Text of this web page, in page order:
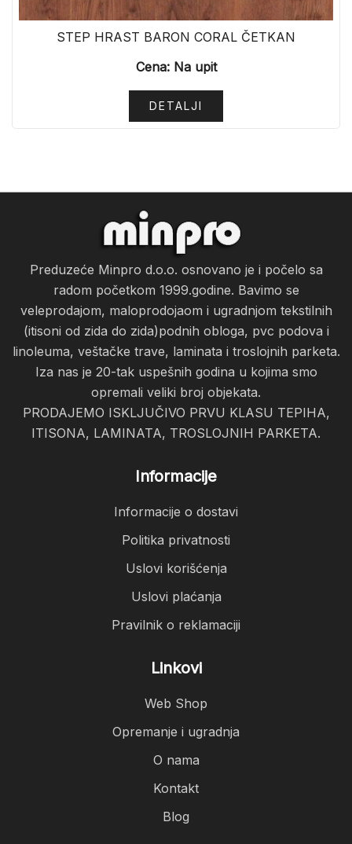
STEP HRAST BARON CORAL ČETKAN
Cena: Na upit
DETALJI
Preduzeće Minpro d.o.o. osnovano je i počelo sa
radom početkom 1999.godine. Bavimo se
veleprodajom, maloprodojaom i ugradnjom tekstilnih
(itisoni od zida do zida)podnih obloga, pvc podova i
linoleuma, veštačke trave, laminata i troslojnih parketa.
Iza nas je 20-tak uspešnih godina u kojima smo
opremali veliki broj objekata.
PRODAJEMO ISKLJUČIVO PRVU KLASU TEPIHA,
ITISONA, LAMINATA, TROSLOJNIH PARKETA.
Informacije
Informacije o dostavi
Politika privatnosti
Uslovi korišćenja
Uslovi plaćanja
Pravilnik o reklamaciji
Linkovi
Web Shop
Opremanje i ugradnja
O nama
Kontakt
Blog